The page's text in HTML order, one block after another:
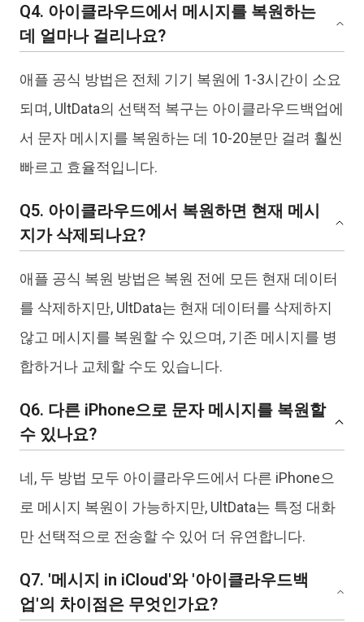
Q4. 아이클라우드에서 메시지를 복원하는
데 얼마나 걸리나요?
애플 공식 방법은 전체 기기 복원에 1-3시간이 소요
되며, UltData의 선택적 복구는 아이클라우드백업에
서 문자 메시지를 복원하는 데 10-20분만 걸려 훨씬
빠르고 효율적입니다.
Q5. 아이클라우드에서 복원하면 현재 메시
지가 삭제되나요?
애플 공식 복원 방법은 복원 전에 모든 현재 데이터
를 삭제하지만, UltData는 현재 데이터를 삭제하지
않고 메시지를 복원할 수 있으며, 기존 메시지를 병
합하거나 교체할 수도 있습니다.
Q6. 다른 iPhone으로 문자 메시지를 복원할
수 있나요?
네, 두 방법 모두 아이클라우드에서 다른 iPhone으
로 메시지 복원이 가능하지만, UltData는 특정 대화
만 선택적으로 전송할 수 있어 더 유연합니다.
Q7. '메시지 in iCloud'와 '아이클라우드백
업'의 차이점은 무엇인가요?